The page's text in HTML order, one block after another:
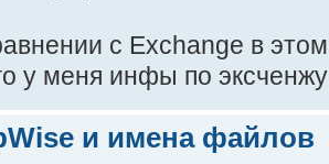
с Exchange в
у меня инфы по
и имена файлов